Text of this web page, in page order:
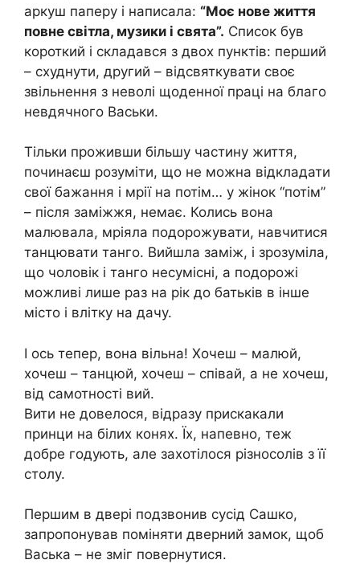
аркуш паперу і написала: “Моє нове життя
повне світла, музики і свята”. Список був
короткий і складався з двох пунктів: перший
– схуднути, другий – відсвяткувати своє
звільнення з неволі щоденної праці на благо
невдячного Васьки.
Тільки проживши більшу частину життя,
починаєш розуміти, що не можна відкладати
свої бажання і мрії на потім… у жінок “потім”
– після заміжжя, немає. Колись вона
малювала, мріяла подорожувати, навчитися
танцювати танго. Вийшла заміж, і зрозуміла,
що чоловік і танго несумісні, а подорожі
можливі лише раз на рік до батьків в інше
місто і влітку на дачу.
І ось тепер, вона вільна! Хочеш – малюй,
хочеш – танцюй, хочеш – співай, а не хочеш,
від самотності вий.
Вити не довелося, відразу прискакали
принци на білих конях. Їх, напевно, теж
добре годують, але захотілося різносолів з її
столу.
Першим в двері подзвонив сусід Сашко,
запропонував поміняти дверний замок, щоб
Васька – не зміг повернутися.